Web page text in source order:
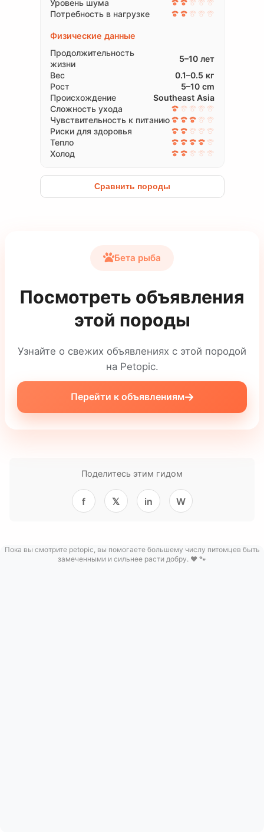
Уровень шума
Потребность в нагрузке
Физические данные
Продолжительность
жизни
5–10 лет
Вес
0.1–0.5 кг
Рост
5–10 cm
Происхождение
Southeast Asia
Сложность ухода
Чувствительность к питанию
Риски для здоровья
Тепло
Холод
Сравнить породы
Бета рыба
Посмотреть объявления
этой породы
Узнайте о свежих объявлениях с этой породой
на Petopic.
Перейти к объявлениям
Поделитесь этим гидом
f 𝕏 in W
Пока вы смотрите petopic, вы помогаете большему числу питомцев быть
замеченными и сильнее расти добру. ❤️ 🐾